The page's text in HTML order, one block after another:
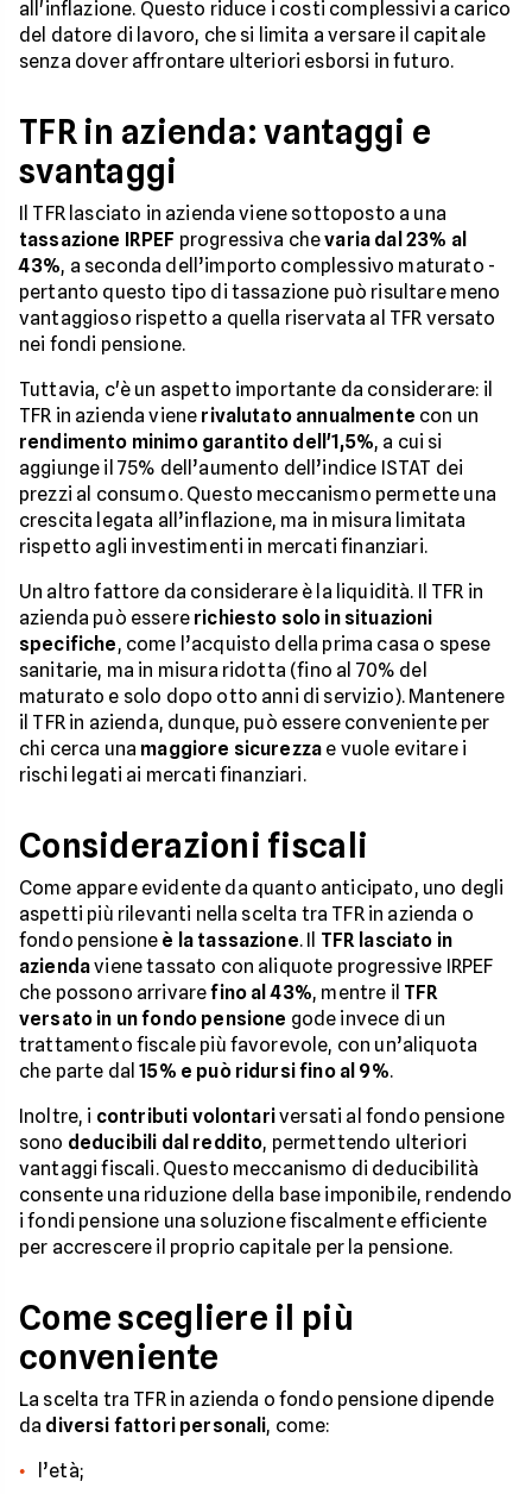
all'inflazione. Questo riduce i costi complessivi a carico
del datore di lavoro, che si limita a versare il capitale
senza dover affrontare ulteriori esborsi in futuro.
TFR in azienda: vantaggi e
svantaggi
Il TFR lasciato in azienda viene sottoposto a una
tassazione IRPEF progressiva chevaria dal 23% al
43%, a seconda dell’importo complessivo maturato -
pertanto questo tipo di tassazione può risultare meno
vantaggioso rispetto a quella riservata al TFR versato
nei fondi pensione.
Tuttavia, c'è un aspetto importante da considerare: il
TFR in azienda viene rivalutato annualmente con un
rendimento minimo garantito dell'1,5%, a cui si
aggiunge il 75% dell’aumento dell’indice ISTAT dei
prezzi al consumo. Questo meccanismo permette una
crescita legata all’inflazione, ma in misura limitata
rispetto agli investimenti in mercati finanziari.
Un altro fattore da considerare è la liquidità. Il TFR in
azienda può essere richiesto solo in situazioni
specifiche, come l’acquisto della prima casa o spese
sanitarie, ma in misura ridotta (fino al 70% del
maturato e solo dopo otto anni di servizio). Mantenere
il TFR in azienda, dunque, può essere conveniente per
chi cerca una maggiore sicurezza e vuole evitare i
rischi legati ai mercati finanziari.
Considerazioni fiscali
Come appare evidente da quanto anticipato, uno degli
aspetti più rilevanti nella scelta tra TFR in azienda o
fondo pensione è la tassazione. Il TFR lasciato in
aziendaviene tassato con aliquote progressive IRPEF
che possono arrivarefino al 43%, mentre il TFR
versato in un fondo pensione gode invece di un
trattamento fiscale più favorevole, con un’aliquota
che parte dal15% e può ridursi fino al 9%.
Inoltre, i contributi volontariversati al fondo pensione
sono deducibili dal reddito, permettendo ulteriori
vantaggi fiscali. Questo meccanismo di deducibilità
consente una riduzione della base imponibile, rendendo
i fondi pensione una soluzione fiscalmente efficiente
per accrescere il proprio capitale per la pensione.
Come scegliere il più
conveniente
La scelta tra TFR in azienda o fondo pensione dipende
da diversi fattori personali, come:
l’età;